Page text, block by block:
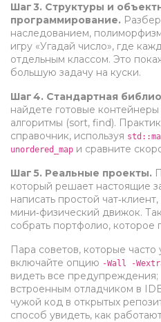
Шаг 3. Структуры и
программирование.
наследованием,
игру «Угадай число», где
отдельным классом. Это
большую задачу на куски.
Шаг 4. Стандартная
найдете готовые
алгоритмы (sort, find).
справочник, используя
unordered_map и сравните
Шаг 5. Реальные проекты.
который решает настоящие
написать простой
мини‑физический движок.
собрать портфолио, которое
Пара советов, которые часто
включайте опцию -Wall -
видеть все предупреждения;
встроенным отладчиком в
чужой код в открытых
способ увидеть, как